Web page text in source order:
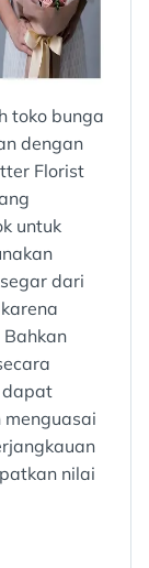
toko bunga
dengan
Florist
untuk
dari
dapat
nilai